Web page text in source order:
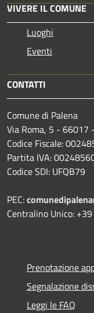
VIVERE IL COMUNE
Luoghi
Eventi
CONTATTI
Comune di Palena
Via Roma, 5 - 66017
Codice Fiscale:
Partita IVA:
Codice SDI: UFQB79
PEC:
Centralino Unico:
Prenotazione
Segnalazione
Leggi le FAQ